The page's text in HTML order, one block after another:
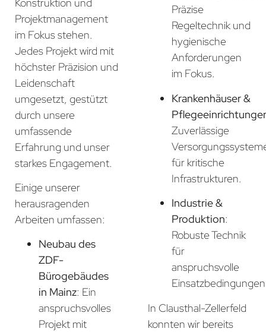
Projektmanagement
im Fokus stehen.
Jedes Projekt wird mit
höchster Präzision und
Leidenschaft
umgesetzt, gestützt
durch unsere
umfassende
Erfahrung und unser
starkes Engagement.
Einige unserer
herausragenden
Arbeiten umfassen:
Neubau des
ZDF-
Bürogebäudes
in Mainz: Ein
anspruchsvolles
Projekt mit
Präzise
Regeltechnik und
hygienische
Anforderungen
im Fokus.
Krankenhäuser &
Zuverlässige
für kritische
Infrastrukturen.
Industrie &
Produktion:
Robuste Technik
für
anspruchsvolle
In Clausthal-Zellerfeld
konnten wir bereits